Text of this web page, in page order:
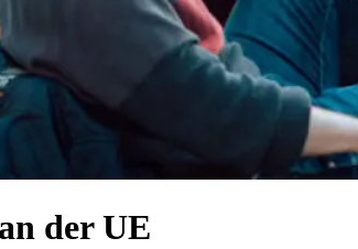
der UE